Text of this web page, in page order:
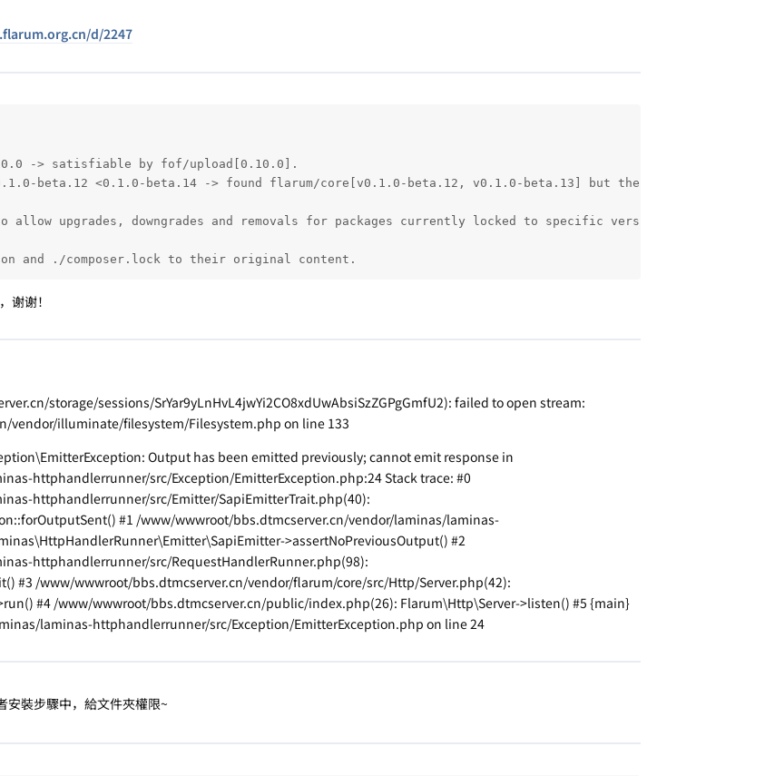
d/2247
-> satisfiable by fof/upload[0.10.0].
beta.12 <0.1.0-beta.14 -> found flarum/core[v0.1.0-beta.12, v0.1.0-beta.13] but the package is
allow upgrades, downgrades and removals for packages currently locked to specific versions.
and ./composer.lock to their original content.
谢谢！
storage/sessions/SrYar9yLnHvL4jwYi2CO8xdUwAbsiSzZGPgGmfU2): failed to open stream:
vendor/illuminate/filesystem/Filesystem.php on line 133
Output has been emitted previously; cannot emit response in
httphandlerrunner/src/Exception/EmitterException.php:24 Stack trace: #0
httphandlerrunner/src/Emitter/SapiEmitterTrait.php(40):
#1 /www/wwwroot/bbs.dtmcserver.cn/vendor/laminas/laminas-
>assertNoPreviousOutput() #2
httphandlerrunner/src/RequestHandlerRunner.php(98):
#3 /www/wwwroot/bbs.dtmcserver.cn/vendor/flarum/core/src/Http/Server.php(42):
#4 /www/wwwroot/bbs.dtmcserver.cn/public/index.php(26): Flarum\Http\Server->listen() #5 {main}
laminas-httphandlerrunner/src/Exception/EmitterException.php on line 24
安裝步驟中，給文件夾權限~